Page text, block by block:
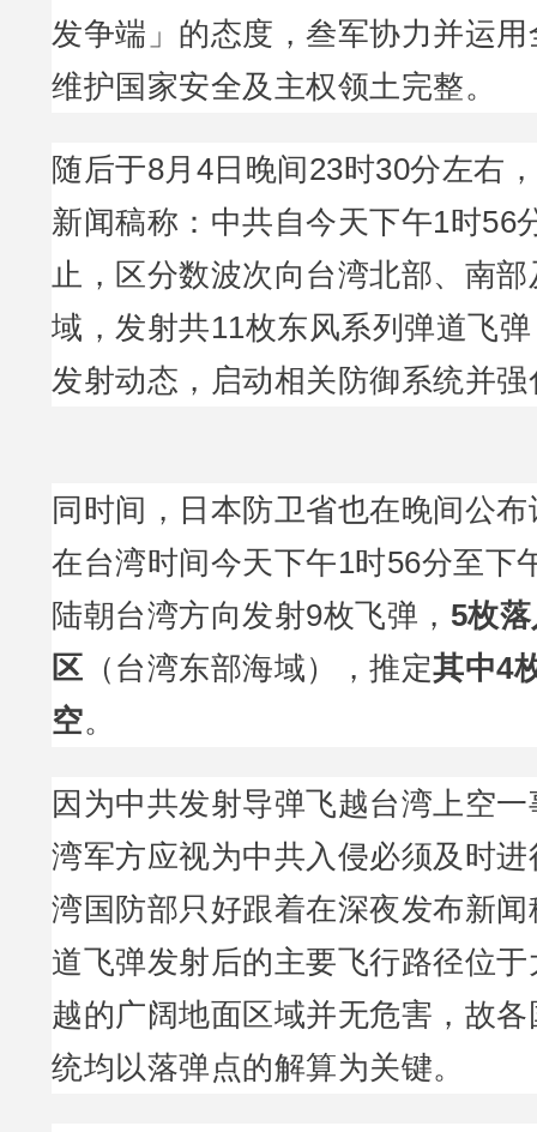
发争端」的态度，叁军协力并运
维护国家安全及主权领土完整。
随后于8月4日晚间23时30分左右
新闻稿称：中共自今天下午1时56
止，区分数波次向台湾北部、南
域，发射共11枚东风系列弹道飞
发射动态，启动相关防御系统并
同时间，日本防卫省也在晚间公
在台湾时间今天下午1时56分至下
陆朝台湾方向发射9枚飞弹， 5枚
区
（台湾东部海域），推定其中4
空。
因为中共发射导弹飞越台湾上空
湾军方应视为中共入侵必须及时
湾国防部只好跟着在深夜发布新
道飞弹发射后的主要飞行路径位
越的广阔地面区域并无危害，故
统均以落弹点的解算为关键。